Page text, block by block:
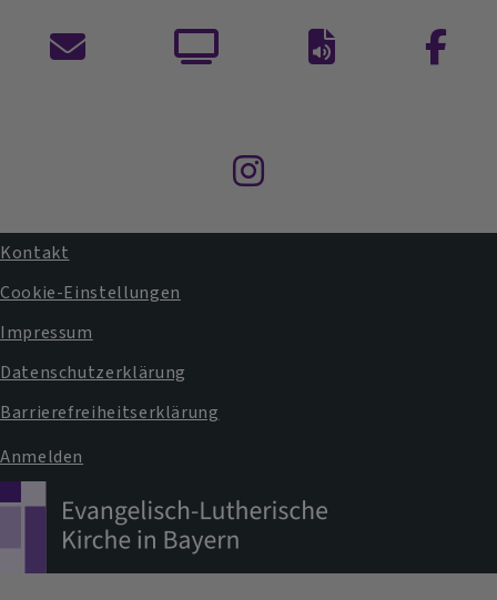
KontaktformularARD
Auf
Instagram
Fußbereichsmenü
Kontakt
Cookie-Einstellungen
Impressum
Datenschutzerklärung
Barrierefreiheitserklärung
Benutzermenü
Anmelden